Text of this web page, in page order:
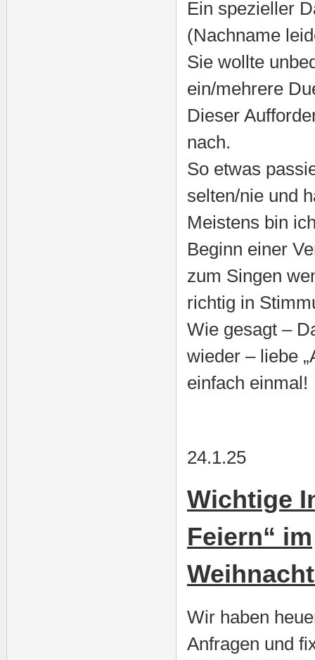
Ein spezieller
(Nachname
Sie wollte
ein/mehrere
Dieser
nach.
So etwas
selten/nie und
Meistens bin
Beginn einer
zum Singen
richtig in
Wie gesagt –
wieder – liebe
einfach einmal!
24.1.25
Wichtige
Feiern“ im
Wir haben
Anfragen und